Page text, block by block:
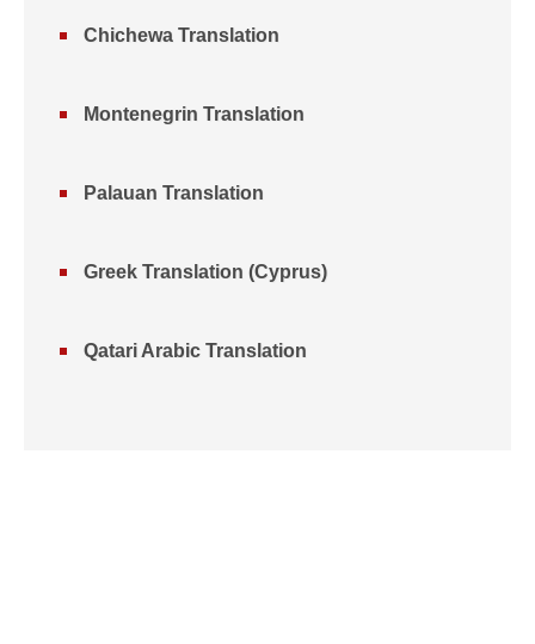
Chichewa Translation
Montenegrin Translation
Palauan Translation
Greek Translation (Cyprus)
Qatari Arabic Translation